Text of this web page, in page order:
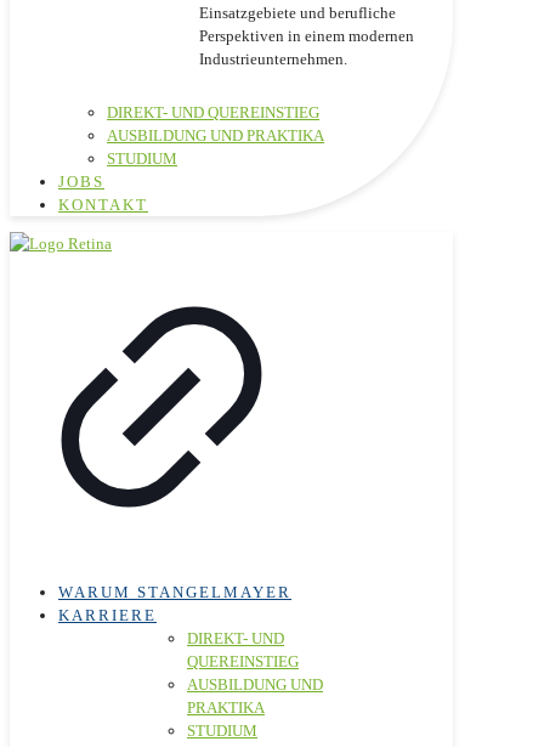
Einsatzgebiete und berufliche
Perspektiven in einem modernen
Industrieunternehmen.
DIREKT- UND QUEREINSTIEG
AUSBILDUNG UND PRAKTIKA
STUDIUM
JOBS
KONTAKT
WARUM STANGELMAYER
KARRIERE
DIREKT- UND
QUEREINSTIEG
AUSBILDUNG UND
PRAKTIKA
STUDIUM